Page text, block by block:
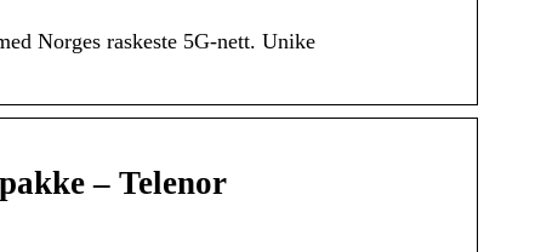
Norges raskeste 5G-nett. Unike
– Telenor